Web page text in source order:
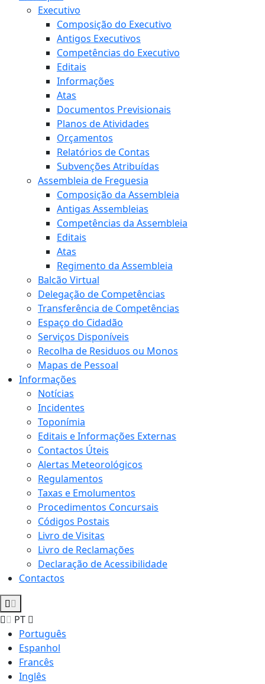
Executivo
Composição do Executivo
Antigos Executivos
Competências do Executivo
Editais
Informações
Atas
Documentos Previsionais
Planos de Atividades
Orçamentos
Relatórios de Contas
Subvenções Atribuídas
Assembleia de Freguesia
Composição da Assembleia
Antigas Assembleias
Competências da Assembleia
Editais
Atas
Regimento da Assembleia
Balcão Virtual
Delegação de Competências
Transferência de Competências
Espaço do Cidadão
Serviços Disponíveis
Recolha de Residuos ou Monos
Mapas de Pessoal
Informações
Notícias
Incidentes
Toponímia
Editais e Informações Externas
Contactos Úteis
Alertas Meteorológicos
Regulamentos
Taxas e Emolumentos
Procedimentos Concursais
Códigos Postais
Livro de Visitas
Livro de Reclamações
Declaração de Acessibilidade
Contactos
PT
Português
Espanhol
Francês
Inglês